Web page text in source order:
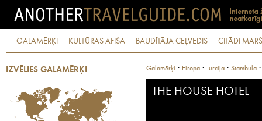
GALAMĒRĶI KULTŪRAS AFIŠA BAUDĪTĀJA CEĻVEDIS CITĀDI
IZVĒLIES GALAMĒRĶI Galamērķi · Eiropa · Turcija · Stambula
THE HOUSE HOTEL